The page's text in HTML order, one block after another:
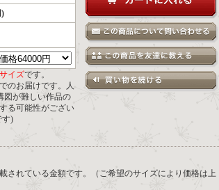
イズです。
のお届けです。人
図が難しい作品の
る可能性がござい
す)
されている金額です。（ご希望のサイズにより価格は上